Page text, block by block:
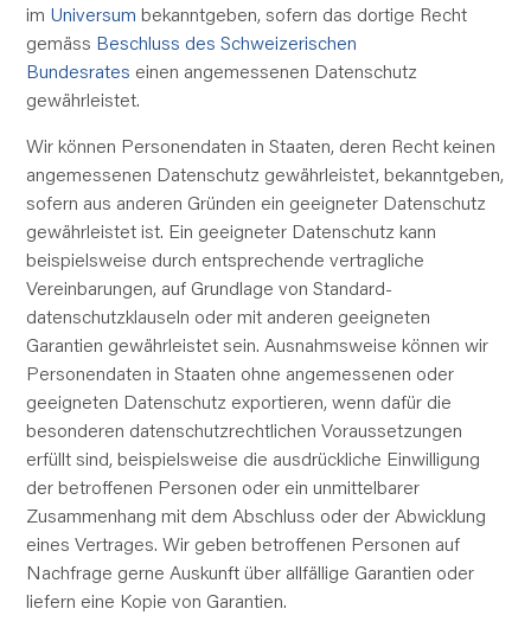
im Universum bekanntgeben, sofern das dortige Recht
gemäss Beschluss des Schweizerischen
Bundesrates einen angemessenen Datenschutz
gewährleistet.
Wir können Personendaten in Staaten, deren Recht keinen
angemessenen Datenschutz gewährleistet, bekanntgeben,
sofern aus anderen Gründen ein geeigneter Datenschutz
gewährleistet ist. Ein geeigneter Datenschutz kann
beispielsweise durch entsprechende vertragliche
Vereinbarungen, auf Grundlage von Standard­
datenschutzklauseln oder mit anderen geeigneten
Garantien gewährleistet sein. Ausnahmsweise können wir
Personendaten in Staaten ohne angemessenen oder
geeigneten Datenschutz exportieren, wenn dafür die
besonderen datenschutz­rechtlichen Voraussetzungen
erfüllt sind, beispielsweise die ausdrückliche Einwilligung
der betroffenen Personen oder ein unmittelbarer
Zusammenhang mit dem Abschluss oder der Abwicklung
eines Vertrages. Wir geben betroffenen Personen auf
Nachfrage gerne Auskunft über allfällige Garantien oder
liefern eine Kopie von Garantien.